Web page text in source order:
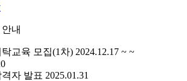
내
탁교육 모집(1차) 2024.12.17 ~ ~
격자 발표 2025.01.31